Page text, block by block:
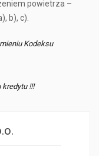
powietrza –
b), c).
Kodeksu
!!!